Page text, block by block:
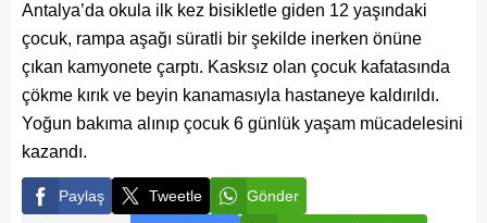
Antalya’da okula ilk kez bisikletle giden 12 yaşındaki
çocuk, rampa aşağı süratli bir şekilde inerken önüne
çıkan kamyonete çarptı. Kasksız olan çocuk kafatasında
çökme kırık ve beyin kanamasıyla hastaneye kaldırıldı.
Yoğun bakıma alınıp çocuk 6 günlük yaşam mücadelesini
kazandı.
Paylaş Tweetle Gönder